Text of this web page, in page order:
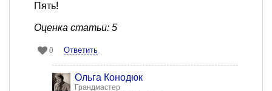
Пять!
Оценка статьи: 5
0 Ответить
Ольга Конодюк
Грандмастер